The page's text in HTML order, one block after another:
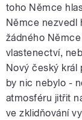
toho Němce
Němce nezvedl
žádného
vlastenectví,
Nový český král
by nic nebylo -
atmosféru jitřit
ve zklidňování